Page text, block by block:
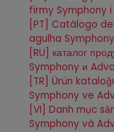
firmy Symphony
[PT] Catálogo
agulha
[RU] каталог
Symphony и
[TR] Ürün
Symphony ve
[VI] Danh mục
Symphony và